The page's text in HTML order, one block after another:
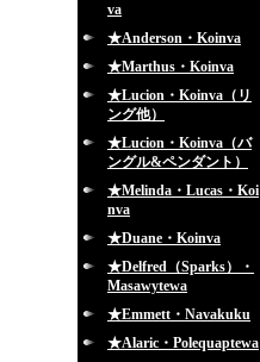
va
★Anderson・Koinva
★Marthus・Koinva
★Lucion・Koinva（リ
ング他）
★Lucion・Koinva（バ
ングル&ペンダント）
★Melinda・Lucas・Koi
nva
★Duane・Koinva
★Delfred（Sparks）・
Masawytewa
★Emmett・Navakuku
★Alaric・Polequaptewa